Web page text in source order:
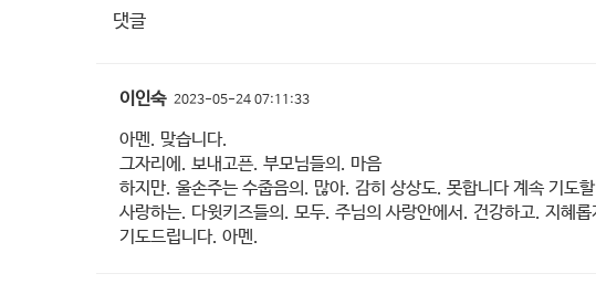
댓글
이인숙 2023-05-24 07:11:33
아멘. 맞습니다.
그자리에. 보내고픈. 부모님들의. 마음
하지만. 울손주는 수줍음의. 많아. 감히 상상도. 못합니다 계속 기도
사랑하는. 다윗키즈들의. 모두. 주님의 사랑안에서. 건강하고. 지혜
기도드립니다. 아멘.